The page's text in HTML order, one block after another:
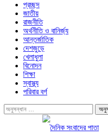
প্রচ্ছদ
জাতীয়
রাজনীতি
অর্থনীতি ও বানির্জ্য
আন্তর্জাতিক
দেশজুড়ে
খেলাধুলা
বিনোদন
শিক্ষা
স্বাস্থ্য
পরিবার বর্গ